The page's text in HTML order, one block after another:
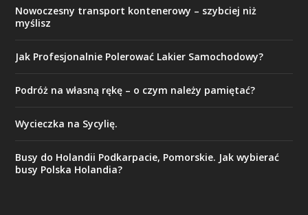
​Nowoczesny transport kontenerowy – szybciej niż
myślisz
Jak Profesjonalnie Polerować Lakier Samochodowy?
Podróż na własną rękę – o czym należy pamiętać?
Wycieczka na Sycylię.
Busy do Holandii Podkarpacie, Pomorskie. Jak wybierać
busy Polska Holandia?